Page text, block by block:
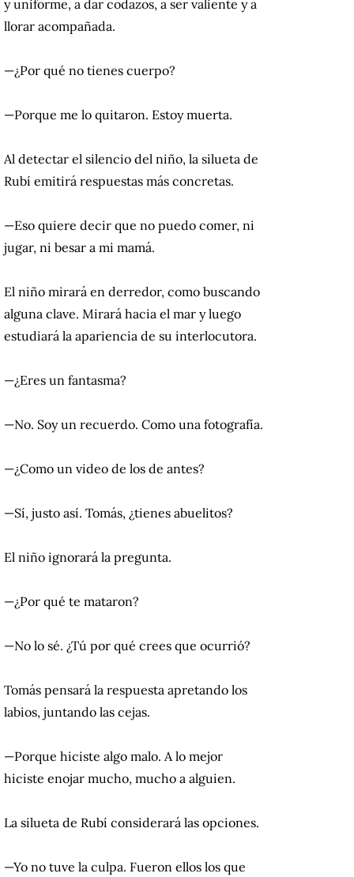
y uniforme, a dar codazos, a ser valiente y a
llorar acompañada.
—¿Por qué no tienes cuerpo?
—Porque me lo quitaron. Estoy muerta.
Al detectar el silencio del niño, la silueta de
Rubí emitirá respuestas más concretas.
—Eso quiere decir que no puedo comer, ni
jugar, ni besar a mi mamá.
El niño mirará en derredor, como buscando
alguna clave. Mirará hacia el mar y luego
estudiará la apariencia de su interlocutora.
—¿Eres un fantasma?
—No. Soy un recuerdo. Como una fotografía.
—¿Como un video de los de antes?
—Sí, justo así. Tomás, ¿tienes abuelitos?
El niño ignorará la pregunta.
—¿Por qué te mataron?
—No lo sé. ¿Tú por qué crees que ocurrió?
Tomás pensará la respuesta apretando los
labios, juntando las cejas.
—Porque hiciste algo malo. A lo mejor
hiciste enojar mucho, mucho a alguien.
La silueta de Rubí considerará las opciones.
—Yo no tuve la culpa. Fueron ellos los que